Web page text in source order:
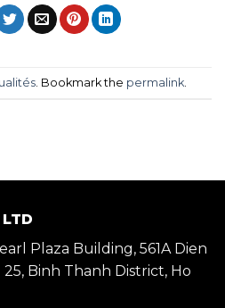
. Bookmark the permalink
Plaza Building, 561A Dien
Binh Thanh District, Ho